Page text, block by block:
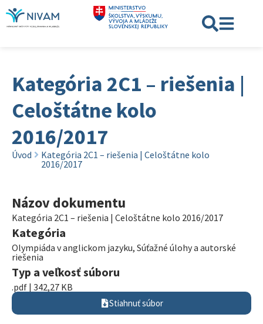
Kategória 2C1 – riešenia |
Celoštátne kolo
2016/2017
Úvod
Kategória 2C1 – riešenia | Celoštátne kolo
2016/2017
Názov dokumentu
Kategória 2C1 – riešenia | Celoštátne kolo 2016/2017
Kategória
Olympiáda v anglickom jazyku, Súťažné úlohy a autorské
riešenia
Typ a veľkosť súboru
.pdf | 342,27 KB
Stiahnuť súbor